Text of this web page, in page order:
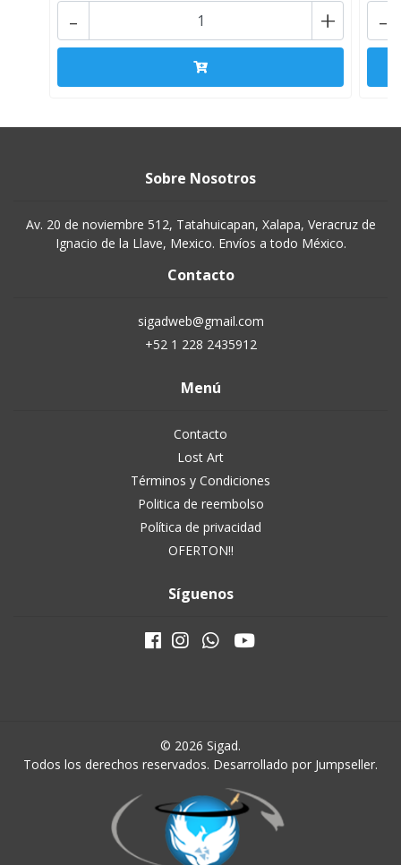
+
- -
Sobre Nosotros
Av. 20 de noviembre 512, Tatahuicapan, Xalapa, Veracruz de
Ignacio de la Llave, Mexico. Envíos a todo México.
Contacto
sigadweb@gmail.com
+52 1 228 2435912
Menú
Contacto
Lost Art
Términos y Condiciones
Politica de reembolso
Política de privacidad
OFERTON!!
Síguenos
© 2026 Sigad.
Todos los derechos reservados. Desarrollado por Jumpseller.